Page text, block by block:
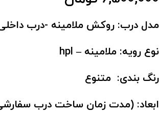
مدل درب: روکش ملامینه -درب
نوع رویه: ملامینه – hpl
رنگ بندی: متنوع
ابعاد: